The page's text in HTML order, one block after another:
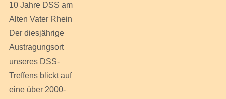
10 Jahre DSS am
Alten Vater Rhein
Der diesjährige
Austragungsort
unseres DSS-
Treffens blickt auf
eine über 2000-